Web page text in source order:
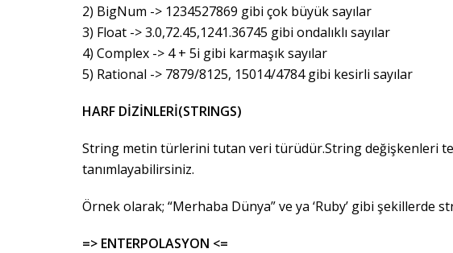
2) BigNum -> 1234527869 gibi çok büyük sayılar
3) Float -> 3.0,72.45,1241.36745 gibi ondalıklı sayılar
4) Complex -> 4 + 5i gibi karmaşık sayılar
5) Rational -> 7879/8125, 15014/4784 gibi kesirli sayılar
HARF DİZİNLERİ(STRINGS)
String metin türlerini tutan veri türüdür.String değişkenleri tek
tanımlayabilirsiniz.
Örnek olarak; “Merhaba Dünya” ve ya ‘Ruby’ gibi şekillerde
=> ENTERPOLASYON <=